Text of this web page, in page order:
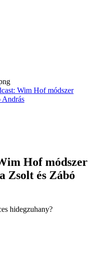
Wim Hof módszer
András
Hof módszer
Zsolt és Zábó
hidegzuhany?